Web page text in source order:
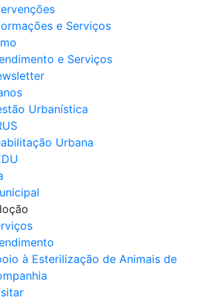
e Serviços
e Serviços
Urbanística
Urbana
à Esterilização de Animais de